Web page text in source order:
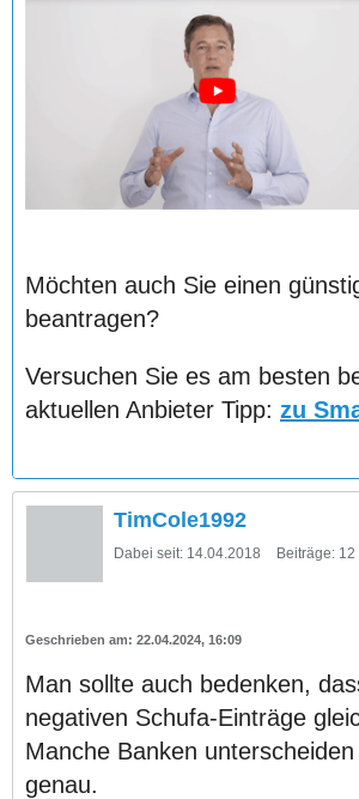
Möchten auch Sie einen
beantragen?
Versuchen Sie es am besten
aktuellen Anbieter Tipp: zu
TimCole1992
Dabei seit: 14.04.2018 Beiträge: 12
22.04.2024, 16:09
Man sollte auch bedenken,
negativen Schufa-Einträge
Manche Banken
genau.